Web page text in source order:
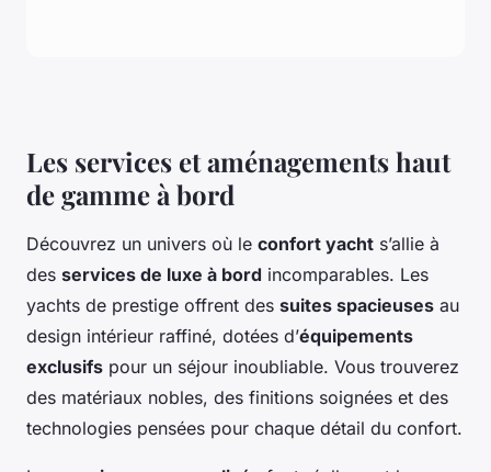
Les services et aménagements haut
de gamme à bord
Découvrez un univers où le confort yacht s’allie à
des services de luxe à bord incomparables. Les
yachts de prestige offrent des suites spacieuses au
design intérieur raffiné, dotées d’équipements
exclusifs pour un séjour inoubliable. Vous trouverez
des matériaux nobles, des finitions soignées et des
technologies pensées pour chaque détail du confort.